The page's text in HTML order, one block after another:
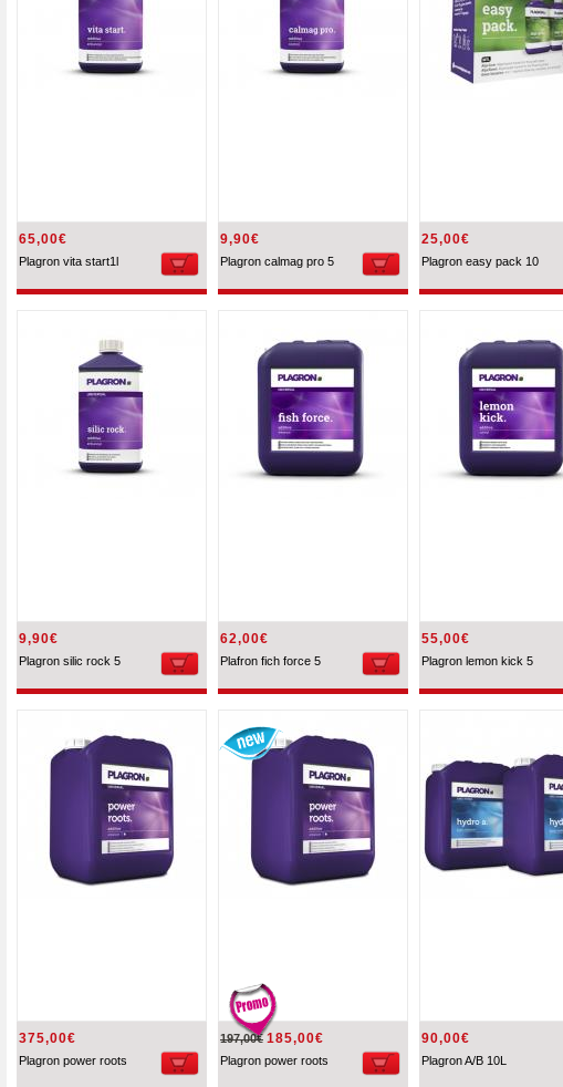
65,00€
Plagron vita start1l
9,90€
Plagron calmag pro 5
25,00€
Plagron easy pack 10
9,90€
Plagron silic rock 5
62,00€
Plafron fich force 5
55,00€
Plagron lemon kick 5
375,00€
Plagron power roots
197,00€ 185,00€
Plagron power roots
90,00€
Plagron A/B 10L